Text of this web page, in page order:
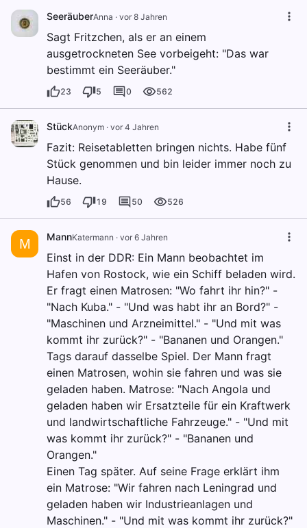
SeeräuberAnna · vor 8 Jahren
Sagt Fritzchen, als er an einem
ausgetrockneten See vorbeigeht: "Das war
bestimmt ein Seeräuber."
23 5 0 562
StückAnonym · vor 4 Jahren
Fazit: Reisetabletten bringen nichts. Habe fünf
Stück genommen und bin leider immer noch zu
Hause.
56 19 50 526
M MannKatermann · vor 6 Jahren
Einst in der DDR: Ein Mann beobachtet im
Hafen von Rostock, wie ein Schiff beladen wird.
Er fragt einen Matrosen: "Wo fahrt ihr hin?" -
"Nach Kuba." - "Und was habt ihr an Bord?" -
"Maschinen und Arzneimittel." - "Und mit was
kommt ihr zurück?" - "Bananen und Orangen."
Tags darauf dasselbe Spiel. Der Mann fragt
einen Matrosen, wohin sie fahren und was sie
geladen haben. Matrose: "Nach Angola und
geladen haben wir Ersatzteile für ein Kraftwerk
und landwirtschaftliche Fahrzeuge." - "Und mit
was kommt ihr zurück?" - "Bananen und
Orangen."
Einen Tag später. Auf seine Frage erklärt ihm
ein Matrose: "Wir fahren nach Leningrad und
geladen haben wir Industrieanlagen und
Maschinen." - "Und mit was kommt ihr zurück?"